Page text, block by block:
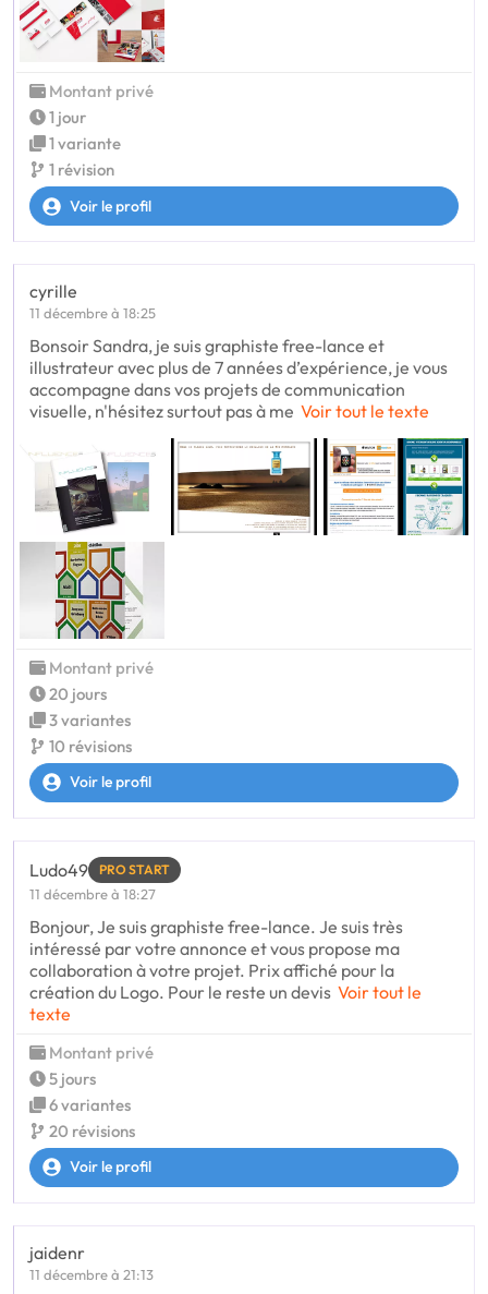
Montant privé
1 jour
1 variante
1 révision
Voir le profil
cyrille
11 décembre à 18:25
Bonsoir Sandra, je suis graphiste free-lance et
illustrateur avec plus de 7 années d’expérience, je vous
accompagne dans vos projets de communication
visuelle, n'hésitez surtout pas à me Voir tout le texte
Montant privé
20 jours
3 variantes
10 révisions
Voir le profil
Ludo49 PRO START
11 décembre à 18:27
Bonjour, Je suis graphiste free-lance. Je suis très
intéressé par votre annonce et vous propose ma
collaboration à votre projet. Prix affiché pour la
création du Logo. Pour le reste un devis Voir tout le
texte
Montant privé
5 jours
6 variantes
20 révisions
Voir le profil
jaidenr
11 décembre à 21:13